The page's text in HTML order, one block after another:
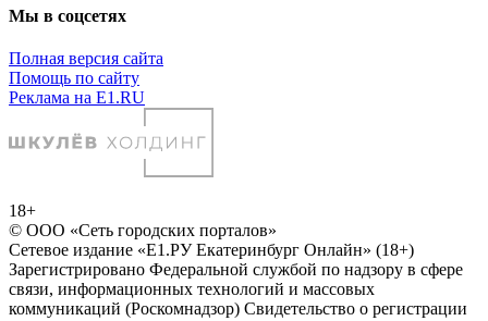
Мы в соцсетях
Полная версия сайта
Помощь по сайту
Реклама на E1.RU
18+
© ООО «Сеть городских порталов»
Сетевое издание «Е1.РУ Екатеринбург Онлайн» (18+)
Зарегистрировано Федеральной службой по надзору в сфере
связи, информационных технологий и массовых
коммуникаций (Роскомнадзор) Свидетельство о регистрации